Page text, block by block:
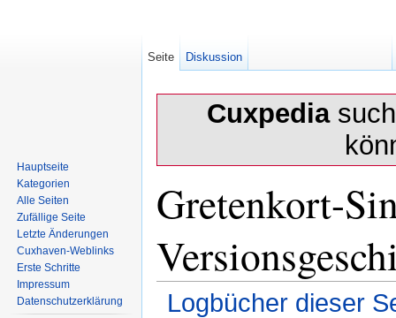
Cuxpedia
Gretenkort-
Logbücher dieser
Seite Diskussion
Hauptseite
Kategorien
Alle Seiten
Zufällige Seite
Letzte Änderungen
Cuxhaven-Weblinks
Erste Schritte
Impressum
Datenschutzerklärung